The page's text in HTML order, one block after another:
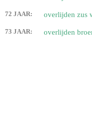
72 JAAR: overlijden zus
73 JAAR: overlijden